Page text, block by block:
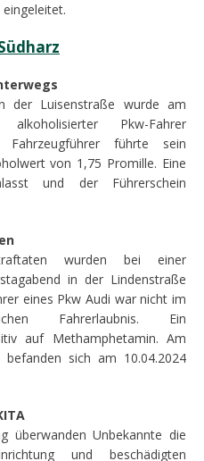
der Luisenstraße wurde am
alkoholisierter Pkw-Fahrer
führte sein
von 1,75 Promille. Eine
und der Führerschein
wurden bei einer
in der Lindenstraße
eines Pkw Audi war nicht im
Fahrerlaubnis. Ein
auf Methamphetamin. Am
sich am 10.04.2024
überwanden Unbekannte die
und beschädigten